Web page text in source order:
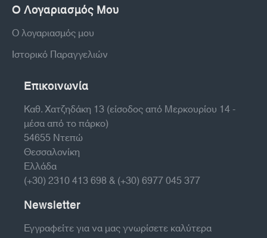
Ο Λογαριασμός Μου
Ο λογαριασμός μου
Ιστορικό Παραγγελιών
Επικοινωνία
Καθ. Χατζηδάκη 13 (είσοδος από Μερκουρίου 14 -
μέσα από το πάρκο)
54655 Ντεπώ
Θεσσαλονίκη
Ελλάδα
(+30) 2310 413 698 & (+30) 6977 045 377
Newsletter
Εγγραφείτε για να μας γνωρίσετε καλύτερα